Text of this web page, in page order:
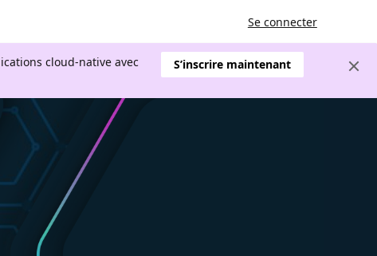
Se connecter
cloud-native avec
S’inscrire maintenant